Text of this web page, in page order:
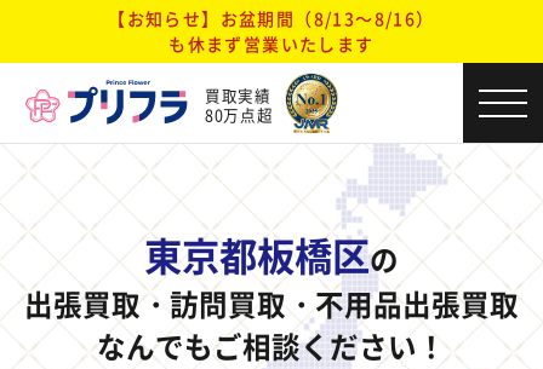
【お知らせ】お盆期間（8/13～8/16）
も休まず営業いたします
買取実績
80万点超
東京都板橋区の
出張買取・訪問買取・不用品出張買取
なんでもご相談ください！